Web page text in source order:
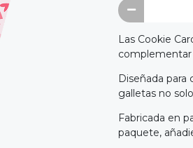
Las Cookie
complementar
Diseñada para
galletas no
Fabricada en
paquete,